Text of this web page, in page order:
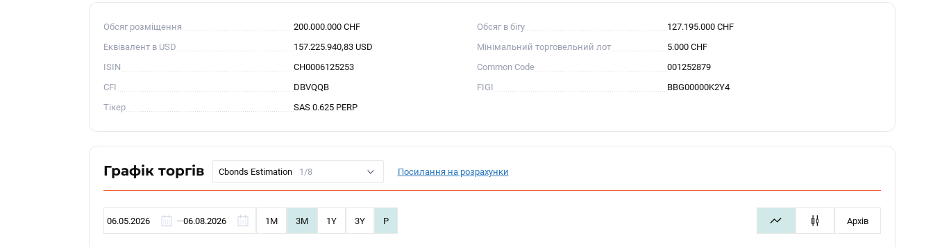
Обсяг розміщення 200.000.000 CHF Обсяг в бігу
127.195.000 CHF
Еквівалент в USD
157.225.940,83 USD Мінімальний торговельний лот
5.000 CHF
ISIN
CH0006125253 Common Code
001252879
CFI
DBVQQB FIGI
BBG00000K2Y4
Тікер
SAS 0.625 PERP
Графік торгів Cbonds Estimation 1/8 Посилання на розрахунки
Архів
— 1М 3М 1Y 3Y P